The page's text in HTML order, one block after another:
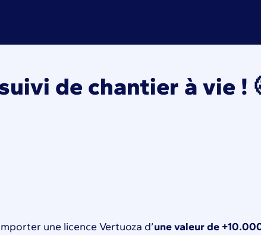
de chantier à vie !
une licence Vertuoza d’une valeur de